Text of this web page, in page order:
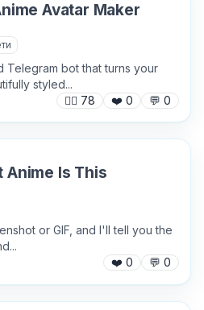
Avatar Maker
Telegram bot that turns your
styled...
🙍‍♂️ 78 ❤️ 0 💬 0
Anime Is This
or GIF, and I'll tell you the
❤️ 0 💬 0